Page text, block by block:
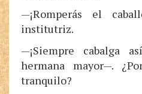
—¡Romperás el
institutriz.
—¡Siempre cabalga
hermana mayor—.
tranquilo?